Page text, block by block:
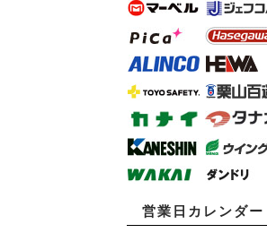
営業日カレンダー